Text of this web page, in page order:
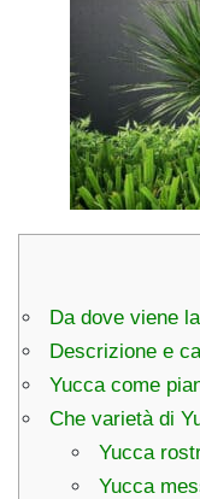
Da dove viene
Descrizione e
Yucca come
Che varietà di
Yucca
Yucca